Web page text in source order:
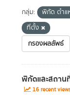
กลุ่ม: พิกัด ตำแ
ที่ตั้ง
กรองผลลัพธ์
พิกัดและสถาน
16 recent